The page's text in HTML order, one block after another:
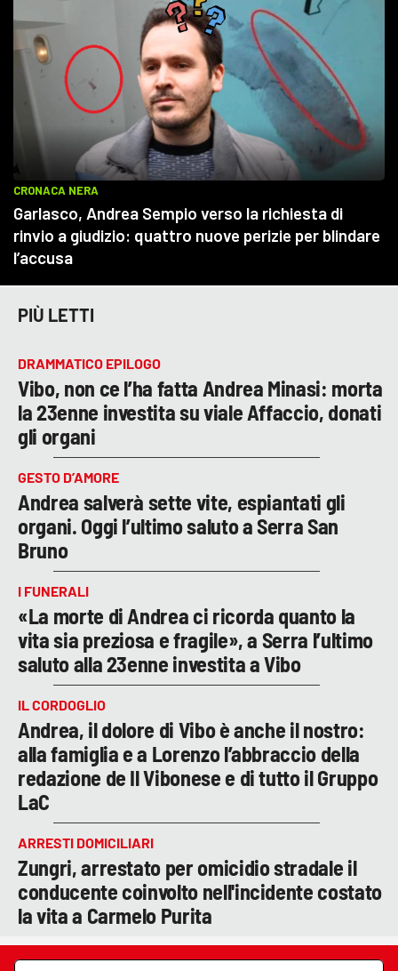
PIÙ LETTI
DRAMMATICO EPILOGO
Vibo, non ce l’ha fatta Andrea Minasi: morta
la 23enne investita su viale Affaccio, donati
gli organi
GESTO D’AMORE
Andrea salverà sette vite, espiantati gli
organi. Oggi l’ultimo saluto a Serra San
Bruno
I FUNERALI
«La morte di Andrea ci ricorda quanto la
vita sia preziosa e fragile», a Serra l’ultimo
saluto alla 23enne investita a Vibo
IL CORDOGLIO
Andrea, il dolore di Vibo è anche il nostro:
alla famiglia e a Lorenzo l’abbraccio della
redazione de Il Vibonese e di tutto il Gruppo
LaC
ARRESTI DOMICILIARI
Zungri, arrestato per omicidio stradale il
conducente coinvolto nell'incidente costato
la vita a Carmelo Purita